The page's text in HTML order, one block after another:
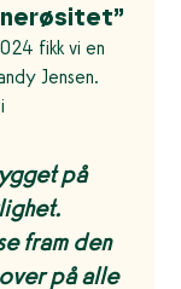
fikk vi en
Jensen.
på
fram den
på alle